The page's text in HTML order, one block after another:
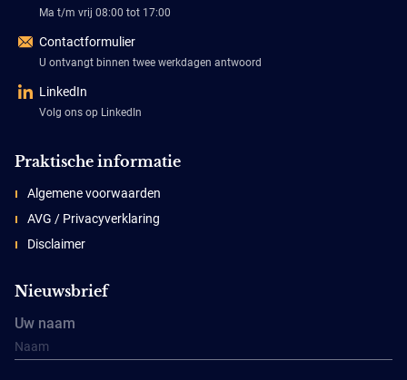
Ma t/m vrij 08:00 tot 17:00
Contactformulier
U ontvangt binnen twee werkdagen antwoord
LinkedIn
Volg ons op LinkedIn
Praktische informatie
Algemene voorwaarden
AVG / Privacyverklaring
Disclaimer
Nieuwsbrief
Uw naam